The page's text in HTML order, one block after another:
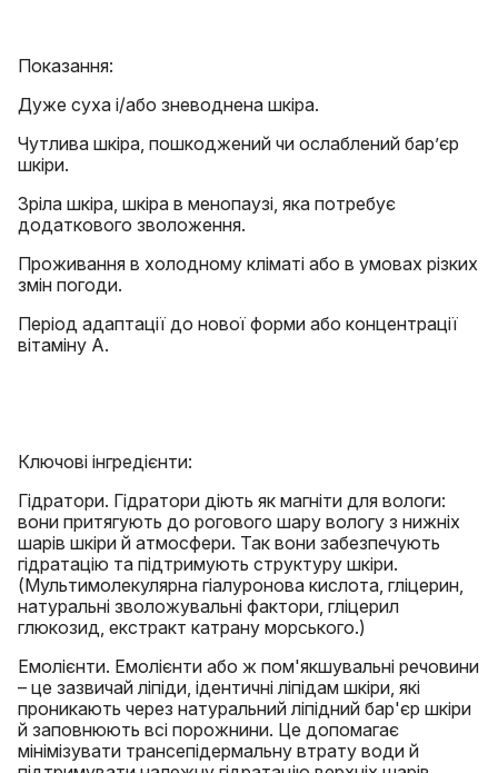
Показання:
Дуже суха і/або зневоднена шкіра.
Чутлива шкіра, пошкоджений чи ослаблений бар’єр
шкіри.
Зріла шкіра, шкіра в менопаузі, яка потребує
додаткового зволоження.
Проживання в холодному кліматі або в умовах різких
змін погоди.
Період адаптації до нової форми або концентрації
вітаміну А.
Ключові інгредієнти:
Гідратори. Гідратори діють як магніти для вологи:
вони притягують до рогового шару вологу з нижніх
шарів шкіри й атмосфери. Так вони забезпечують
гідратацію та підтримують структуру шкіри.
(Мультимолекулярна гіалуронова кислота, гліцерин,
натуральні зволожувальні фактори, гліцерил
глюкозид, екстракт катрану морського.)
Емолієнти. Емолієнти або ж пом'якшувальні речовини
– це зазвичай ліпіди, ідентичні ліпідам шкіри, які
проникають через натуральний ліпідний бар'єр шкіри
й заповнюють всі порожнини. Це допомагає
мінімізувати трансепідермальну втрату води й